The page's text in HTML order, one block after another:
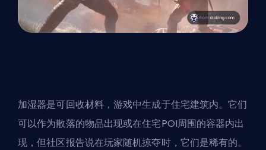
加湿器是可回收材料，游戏中生成于住宅建筑内。它们
可以作为散落的物品出现或在住宅POI周围的容器内出
现，但社区报告说在玩家随机掠夺时，它们是稀有的。